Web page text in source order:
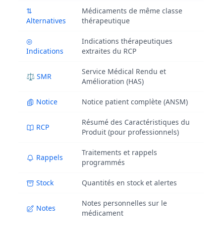
⇅
Alternatives
Médicaments de même classe
thérapeutique
◎
Indications
Indications thérapeutiques
extraites du RCP
⚖ SMR
Service Médical Rendu et
Amélioration (HAS)
Notice Notice patient complète (ANSM)
RCP
Résumé des Caractéristiques du
Produit (pour professionnels)
Rappels
Traitements et rappels
programmés
Stock Quantités en stock et alertes
Notes
Notes personnelles sur le
médicament